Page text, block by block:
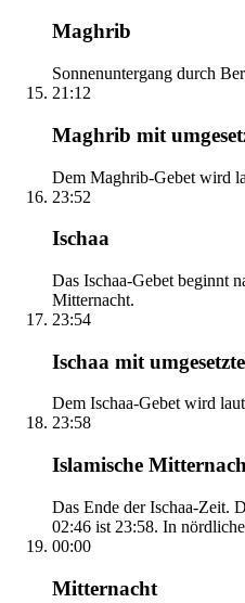
Maghrib
Sonnenuntergang durch
21:12
Maghrib mit
Dem Maghrib-Gebet wird
23:52
Ischaa
Das Ischaa-Gebet beginnt
Mitternacht.
23:54
Ischaa mit
Dem Ischaa-Gebet wird
23:58
Islamische
Das Ende der Ischaa-Zeit.
02:46 ist 23:58. In
00:00
Mitternacht